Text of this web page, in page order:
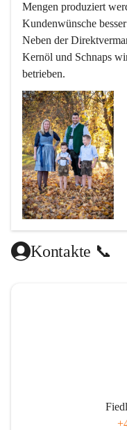
Mengen produziert
Kundenwünsche
Neben der
Kernöl und Schnaps
betrieben.
Kontakte 📞